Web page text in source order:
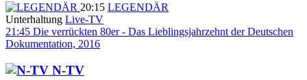
20:15 LEGENDÄR
Unterhaltung Live-TV
21:45 Die verrückten 80er - Das Lieblingsjahrzehnt der Deutschen
Dokumentation, 2016
N-TV